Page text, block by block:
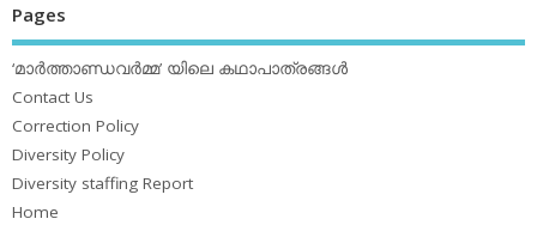
Pages
‘മാര്‍ത്താണ്ഡവര്‍മ്മ’ യിലെ കഥാപാത്രങ്ങള്‍
Contact Us
Correction Policy
Diversity Policy
Diversity staffing Report
Home